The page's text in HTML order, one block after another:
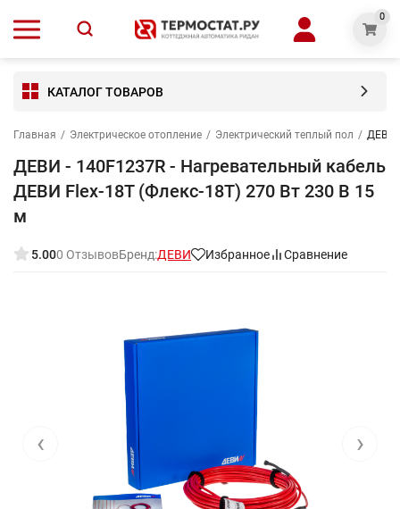
0
КАТАЛОГ ТОВАРОВ
Главная / Электрическое отопление / Электрический теплый пол / ДЕВИ
ДЕВИ - 140F1237R - Нагревательный кабель
ДЕВИ Flex-18T (Флекс-18Т) 270 Вт 230 В 15
м
5.000 ОтзывовБренд:ДЕВИ Избранное Сравнение
‹ ›